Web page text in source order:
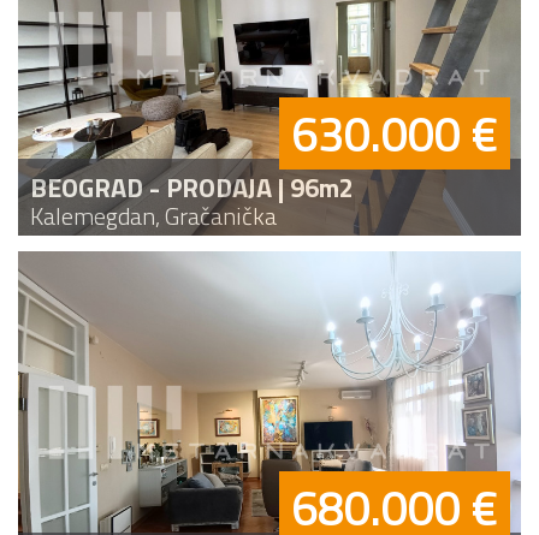
BEOGRAD - PRODAJA | 96m2
Kalemegdan, Gračanička
630.000 €
680.000 €